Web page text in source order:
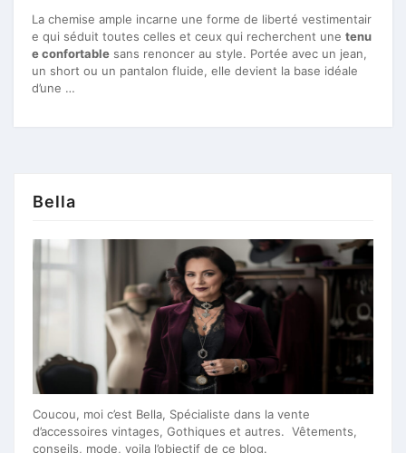
La chemise ample incarne une forme de liberté vestimentair
e qui séduit toutes celles et ceux qui recherchent une tenu
e confortable sans renoncer au style. Portée avec un jean,
un short ou un pantalon fluide, elle devient la base idéale
d’une …
Bella
Coucou, moi c’est Bella, Spécialiste dans la vente
d’accessoires vintages, Gothiques et autres. Vêtements,
conseils, mode, voila l’objectif de ce blog.